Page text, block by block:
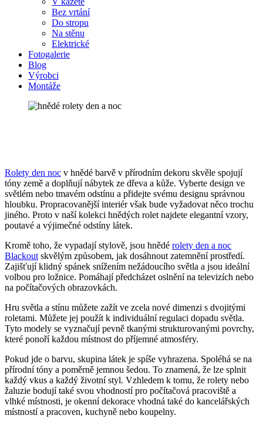
Bez vrtání
Do stropu
Na stěnu
Elektrické
Fotogalerie
Blog
Výrobci
Montáže
Rolety den noc v hnědé barvě v přírodním dekoru skvěle spojují
tóny země a doplňují nábytek ze dřeva a kůže. Vyberte design ve
světlém nebo tmavém odstínu a přidejte svému designu správnou
hloubku. Propracovanější interiér však bude vyžadovat něco trochu
jiného. Proto v naší kolekci hnědých rolet najdete elegantní vzory,
poutavé a výjimečné odstíny látek.
Kromě toho, že vypadají stylově, jsou hnědé rolety den a noc
Blackout skvělým způsobem, jak dosáhnout zatemnění prostředí.
Zajišťují klidný spánek snížením nežádoucího světla a jsou ideální
volbou pro ložnice. Pomáhají předcházet oslnění na televizích nebo
na počítačových obrazovkách.
Hru světla a stínu můžete zažít ve zcela nové dimenzi s dvojitými
roletami. Můžete jej použít k individuální regulaci dopadu světla.
Tyto modely se vyznačují pevně tkanými strukturovanými povrchy,
které ponoří každou místnost do příjemné atmosféry.
Pokud jde o barvu, skupina látek je spíše vyhrazena. Spoléhá se na
přírodní tóny a poměrně jemnou šedou. To znamená, že lze splnit
každý vkus a každý životní styl. Vzhledem k tomu, že rolety nebo
žaluzie bodují také svou vhodností pro počítačová pracoviště a
vlhké místnosti, je okenní dekorace vhodná také do kancelářských
místností a pracoven, kuchyně nebo koupelny.